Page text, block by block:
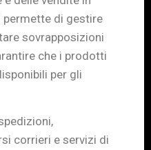
permette di gestire
sovrapposizioni
che i prodotti
per gli
corrieri e servizi di